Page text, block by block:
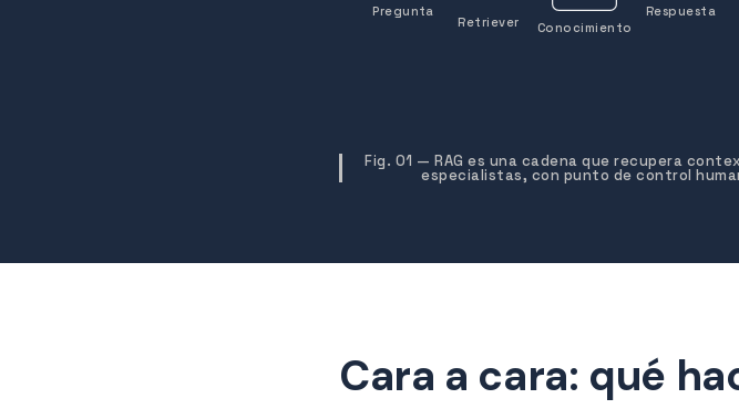
Pregunta
Retriever Conocimiento
Respuesta
Fig. 01 — RAG es una cadena que recupera
especialistas, con punto de control
Cara a cara: qué